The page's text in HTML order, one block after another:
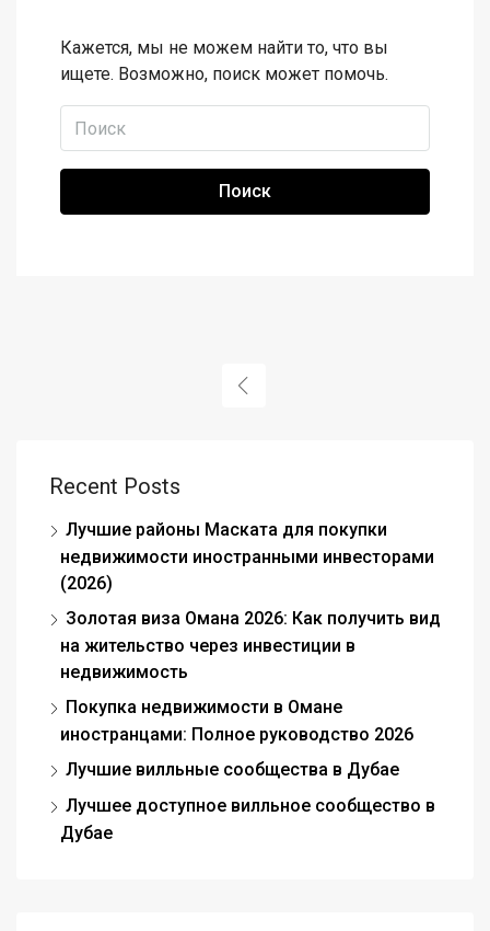
Кажется, мы не можем найти то, что вы
ищете. Возможно, поиск может помочь.
Поиск
Recent Posts
Лучшие районы Маската для покупки
недвижимости иностранными инвесторами
(2026)
Золотая виза Омана 2026: Как получить вид
на жительство через инвестиции в
недвижимость
Покупка недвижимости в Омане
иностранцами: Полное руководство 2026
Лучшие вилльные сообщества в Дубае
Лучшее доступное вилльное сообщество в
Дубае